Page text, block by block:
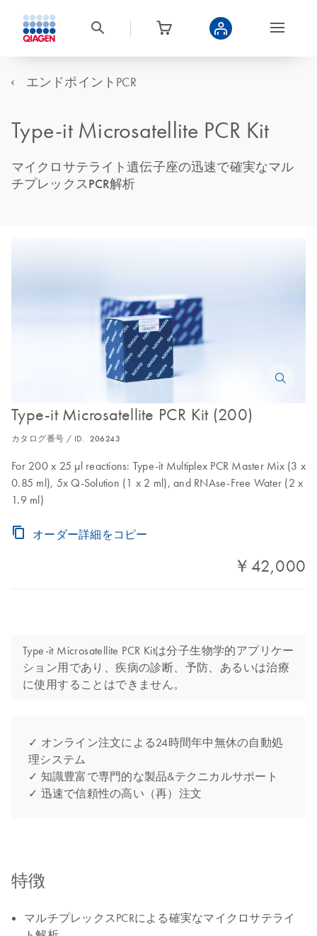
エンドポイントPCR
Type-it Microsatellite PCR Kit
マイクロサテライト遺伝子座の迅速で確実なマル
チプレックスPCR解析
Type-it Microsatellite PCR Kit (200)
カタログ番号 / ID. 206243
For 200 x 25 μl reactions: Type-it Multiplex PCR Master Mix (3 x
0.85 ml), 5x Q-Solution (1 x 2 ml), and RNAse-Free Water (2 x
1.9 ml)
オーダー詳細をコピー
￥42,000
Type-it Microsatellite PCR Kitは分子生物学的アプリケー
ション用であり、疾病の診断、予防、あるいは治療
に使用することはできません。
✓ オンライン注文による24時間年中無休の自動処
理システム
✓ 知識豊富で専門的な製品&テクニカルサポート
✓ 迅速で信頼性の高い（再）注文
特徴
マルチプレックスPCRによる確実なマイクロサテライ